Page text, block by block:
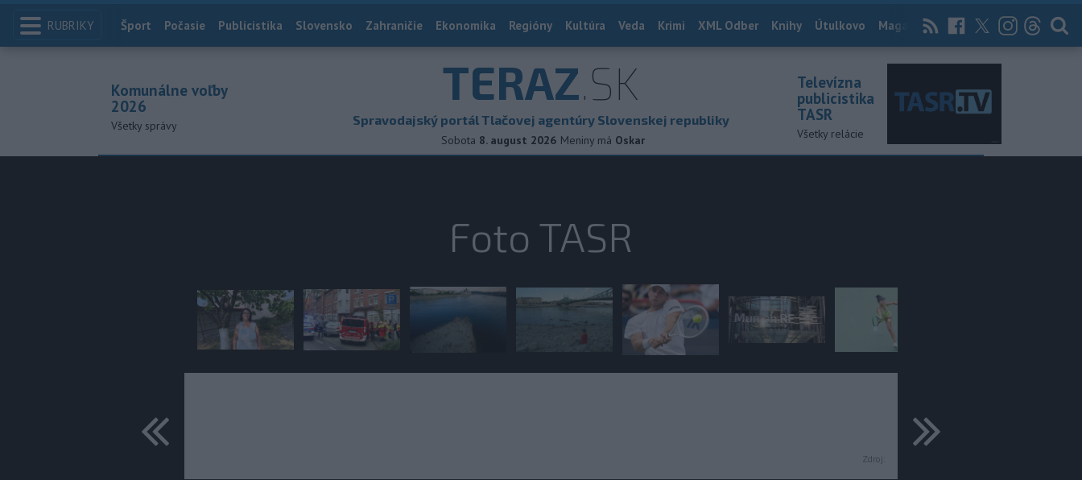
RUBRIKY Index
Šport Počasie Publicistika Slovensko Zahraničie Ekonomika Regióny Kultúra Veda Krimi XML Odber Knihy Útulkovo Magazín News Now Archív
TERAZ.SK
Spravodajský portál Tlačovej agentúry Slovenskej republiky
Sobota 8. august 2026 Meniny má Oskar
Komunálne voľby
2026
Všetky správy
Televízna
publicistika
TASR
Všetky relácie
Foto TASR
Zdroj:
predchádzajúce ďalšie